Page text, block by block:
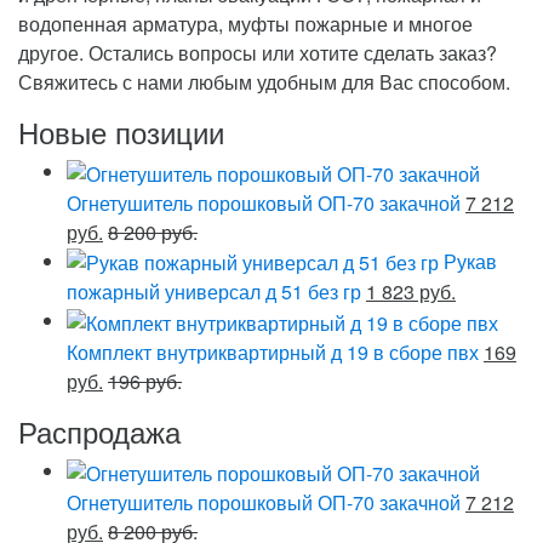
водопенная арматура, муфты пожарные и многое
другое. Остались вопросы или хотите сделать заказ?
Свяжитесь с нами любым удобным для Вас способом.
Новые позиции
Огнетушитель порошковый ОП-70 закачной 7 212
руб. 8 200 руб.
Рукав
пожарный универсал д 51 без гр 1 823 руб.
Комплект внутриквартирный д 19 в сборе пвх 169
руб. 196 руб.
Распродажа
Огнетушитель порошковый ОП-70 закачной 7 212
руб. 8 200 руб.